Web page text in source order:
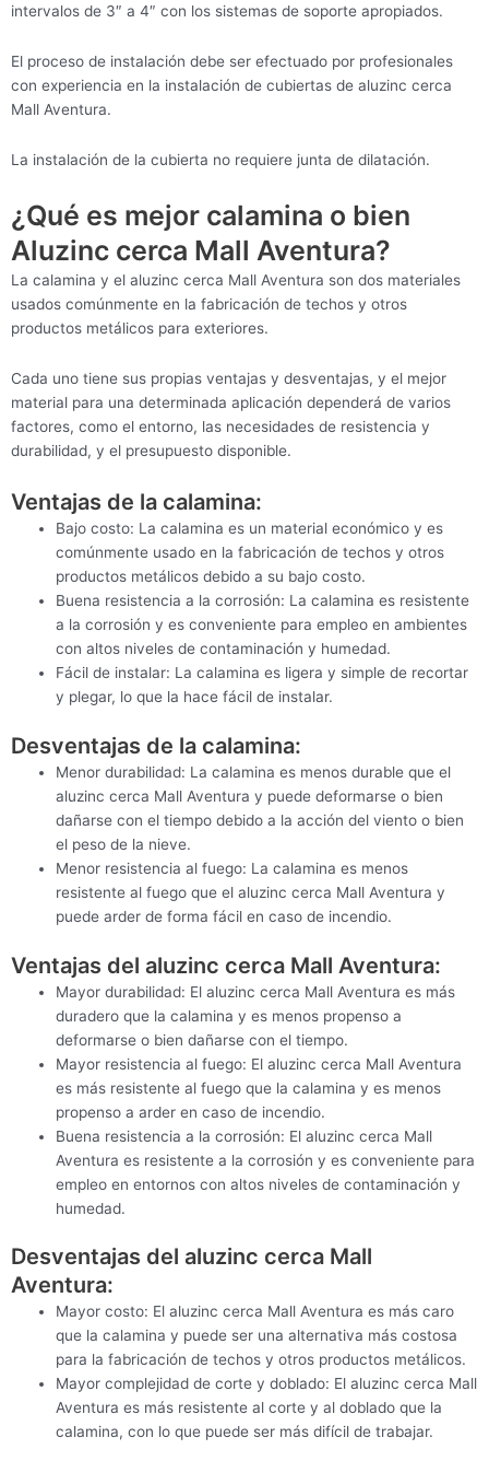
intervalos de 3″ a 4″ con los sistemas de soporte apropiados.
El proceso de instalación debe ser efectuado por profesionales
con experiencia en la instalación de cubiertas de aluzinc cerca
Mall Aventura.
La instalación de la cubierta no requiere junta de dilatación.
¿Qué es mejor calamina o bien
Aluzinc cerca Mall Aventura?
La calamina y el aluzinc cerca Mall Aventura son dos materiales
usados comúnmente en la fabricación de techos y otros
productos metálicos para exteriores.
Cada uno tiene sus propias ventajas y desventajas, y el mejor
material para una determinada aplicación dependerá de varios
factores, como el entorno, las necesidades de resistencia y
durabilidad, y el presupuesto disponible.
Ventajas de la calamina:
Bajo costo: La calamina es un material económico y es
comúnmente usado en la fabricación de techos y otros
productos metálicos debido a su bajo costo.
Buena resistencia a la corrosión: La calamina es resistente
a la corrosión y es conveniente para empleo en ambientes
con altos niveles de contaminación y humedad.
Fácil de instalar: La calamina es ligera y simple de recortar
y plegar, lo que la hace fácil de instalar.
Desventajas de la calamina:
Menor durabilidad: La calamina es menos durable que el
aluzinc cerca Mall Aventura y puede deformarse o bien
dañarse con el tiempo debido a la acción del viento o bien
el peso de la nieve.
Menor resistencia al fuego: La calamina es menos
resistente al fuego que el aluzinc cerca Mall Aventura y
puede arder de forma fácil en caso de incendio.
Ventajas del aluzinc cerca Mall Aventura:
Mayor durabilidad: El aluzinc cerca Mall Aventura es más
duradero que la calamina y es menos propenso a
deformarse o bien dañarse con el tiempo.
Mayor resistencia al fuego: El aluzinc cerca Mall Aventura
es más resistente al fuego que la calamina y es menos
propenso a arder en caso de incendio.
Buena resistencia a la corrosión: El aluzinc cerca Mall
Aventura es resistente a la corrosión y es conveniente para
empleo en entornos con altos niveles de contaminación y
humedad.
Desventajas del aluzinc cerca Mall
Aventura:
Mayor costo: El aluzinc cerca Mall Aventura es más caro
que la calamina y puede ser una alternativa más costosa
para la fabricación de techos y otros productos metálicos.
Mayor complejidad de corte y doblado: El aluzinc cerca Mall
Aventura es más resistente al corte y al doblado que la
calamina, con lo que puede ser más difícil de trabajar.